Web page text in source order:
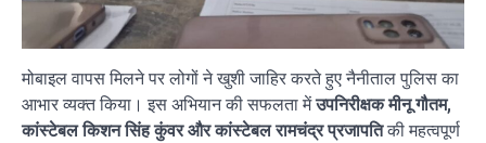
मोबाइल वापस मिलने पर लोगों ने खुशी जाहिर करते हुए नैनीताल पुलिस का
आभार व्यक्त किया। इस अभियान की सफलता मेंउपनिरीक्षक मीनू गौतम,
कांस्टेबल किशन सिंह कुंवर और कांस्टेबल रामचंद्र प्रजापतिकी महत्वपूर्ण